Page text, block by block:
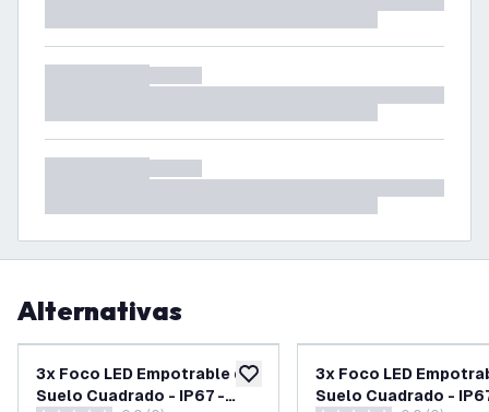
Alternativas
añadir a lista de deseos
3x Foco LED Empotrable de
Suelo Cuadrado - IP67 -
3x Foco LED
Suelo Cuadrado -